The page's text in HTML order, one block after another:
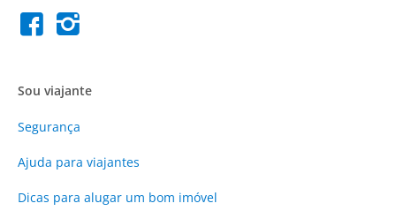
Sou viajante
Segurança
Ajuda para viajantes
Dicas para alugar um bom imóvel